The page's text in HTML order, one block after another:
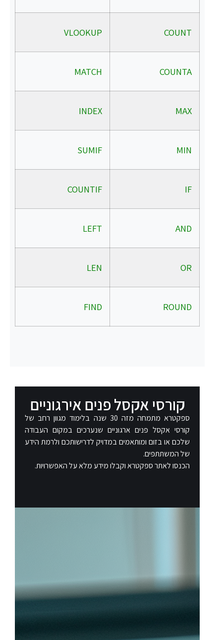
COUNT
VLOOKUP
COUNTA
MATCH
MAX
INDEX
MIN
SUMIF
IF
COUNTIF
AND
LEFT
OR
LEN
ROUND
FIND
קורסי אקסל פנים אירגוניים​
ספקטרא מתמחה מזה 30 שנה בלימוד מגוון רחב של
קורסי אקסל פנים ארגוניים שנערכים במקום העבודה
שלכם או בזום ומותאמים במדויק לדרישותכם ולרמת הידע
של המשתתפים.
הכנסו לאתר ספקטרא וקבלו מידע מלא על האפשרויות.